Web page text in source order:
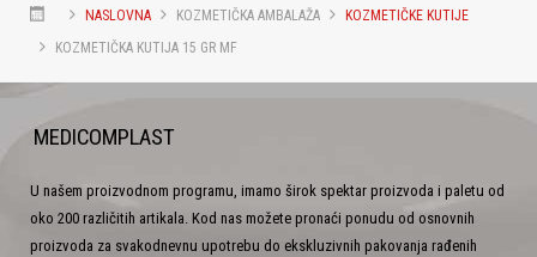
NASLOVNA KOZMETIČKA AMBALAŽA
KOZMETIČKE KUTIJE
KOZMETIČKA KUTIJA 15 GR MF
MEDICOMPLAST
U našem proizvodnom programu, imamo širok spektar proizvoda i paletu od
oko 200 različitih artikala. Kod nas možete pronaći ponudu od osnovnih
proizvoda za svakodnevnu upotrebu do ekskluzivnih pakovanja rađenih